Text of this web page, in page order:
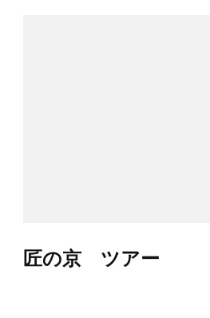
匠の京 ツアー